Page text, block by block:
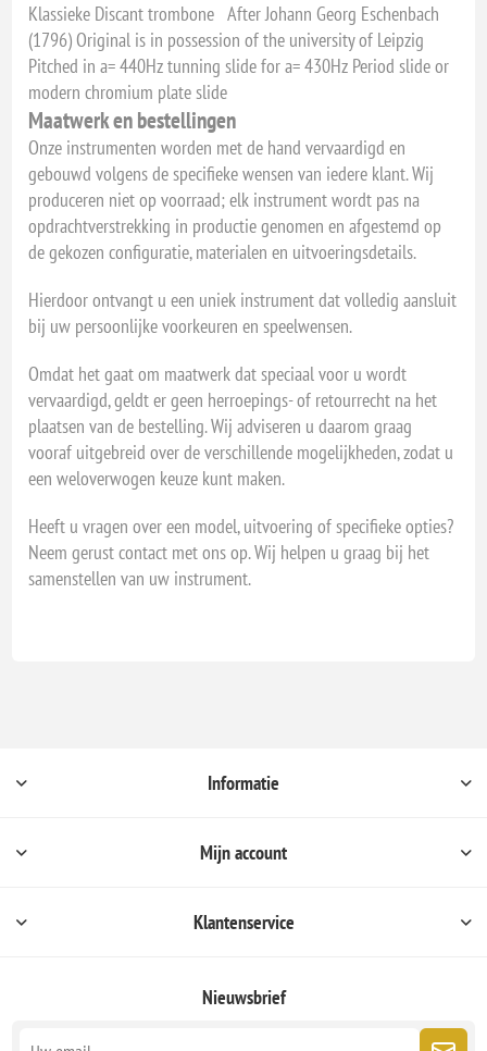
Klassieke Discant trombone After Johann Georg Eschenbach
(1796) Original is in possession of the university of Leipzig
Pitched in a= 440Hz tunning slide for a= 430Hz Period slide or
modern chromium plate slide
Maatwerk en bestellingen
Onze instrumenten worden met de hand vervaardigd en
gebouwd volgens de specifieke wensen van iedere klant. Wij
produceren niet op voorraad; elk instrument wordt pas na
opdrachtverstrekking in productie genomen en afgestemd op
de gekozen configuratie, materialen en uitvoeringsdetails.
Hierdoor ontvangt u een uniek instrument dat volledig aansluit
bij uw persoonlijke voorkeuren en speelwensen.
Omdat het gaat om maatwerk dat speciaal voor u wordt
vervaardigd, geldt er geen herroepings- of retourrecht na het
plaatsen van de bestelling. Wij adviseren u daarom graag
vooraf uitgebreid over de verschillende mogelijkheden, zodat u
een weloverwogen keuze kunt maken.
Heeft u vragen over een model, uitvoering of specifieke opties?
Neem gerust contact met ons op. Wij helpen u graag bij het
samenstellen van uw instrument.
Informatie
Mijn account
Klantenservice
Nieuwsbrief